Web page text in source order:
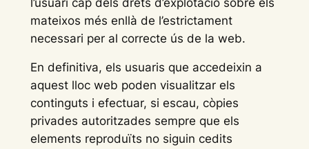
l’usuari cap dels drets d’explotació sobre els
mateixos més enllà de l’estrictament
necessari per al correcte ús de la web.
En definitiva, els usuaris que accedeixin a
aquest lloc web poden visualitzar els
continguts i efectuar, si escau, còpies
privades autoritzades sempre que els
elements reproduïts no siguin cedits